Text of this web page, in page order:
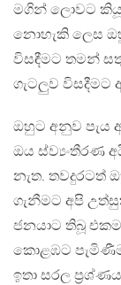
මගින් ලොවට
නොහැකි ලෙස ඔහු
විසඳීමට තමන්
ගැටලුව විසදීමට
ඔහුට අනුව පැය
ඔය ස්ව්‍යංතීරණ
නැත. තවදුරටත්
ගැනීමට අපි
ජනයාට තිබූ
කොළඹට
ඉතා සරල